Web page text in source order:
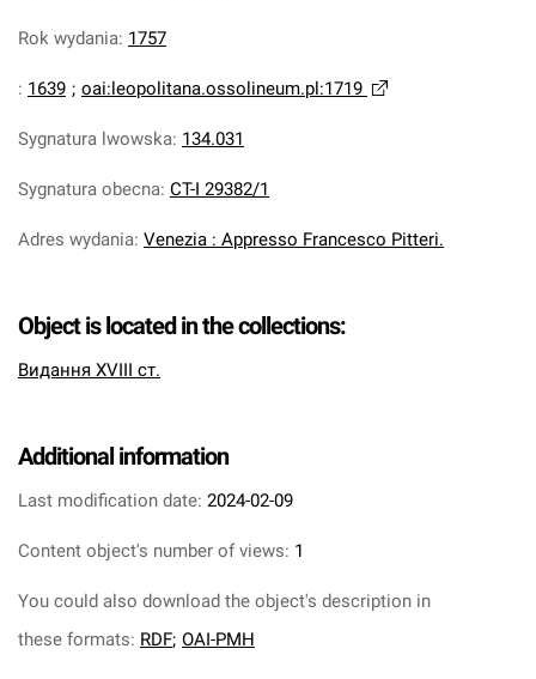
Rok wydania: 1757
: 1639 ; oai:leopolitana.ossolineum.pl:1719
Sygnatura lwowska: 134.031
Sygnatura obecna: CT-I 29382/1
Adres wydania: Venezia : Appresso Francesco Pitteri.
Object is located in the collections:
Видання XVIII ст.
Additional information
Last modification date: 2024-02-09
Content object's number of views: 1
You could also download the object's description in
these formats: RDF; OAI-PMH